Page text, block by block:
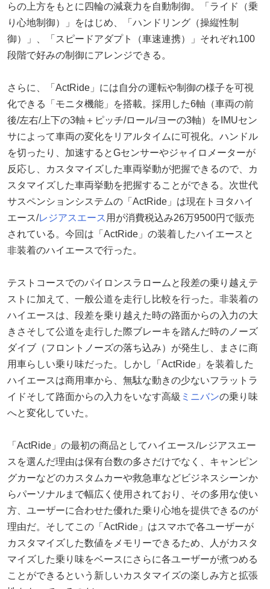
らの上方をもとに四輪の減衰力を自動制御。「ライド（乗
り心地制御）」をはじめ、「ハンドリング（操縦性制
御）」、「スピードアダプト（車速連携）」それぞれ100
段階で好みの制御にアレンジできる。
さらに、「ActRide」には自分の運転や制御の様子を可視
化できる「モニタ機能」を搭載。採用した6軸（車両の前
後/左右/上下の3軸＋ピッチ/ロール/ヨーの3軸）をIMUセン
サによって車両の変化をリアルタイムに可視化。ハンドル
を切ったり、加速するとGセンサーやジャイロメーターが
反応し、カスタマイズした車両挙動が把握できるので、カ
スタマイズした車両挙動を把握することができる。次世代
サスペンションシステムの「ActRide」は現在トヨタハイ
エース/レジアスエース 用が消費税込み26万9500円で販売
されている。今回は「ActRide」の装着したハイエースと
非装着のハイエースで行った。
テストコースでのパイロンスラロームと段差の乗り越えテ
ストに加えて、一般公道を走行し比較を行った。非装着の
ハイエースは、段差を乗り越えた時の路面からの入力の大
きさそして公道を走行した際ブレーキを踏んだ時のノーズ
ダイブ（フロントノーズの落ち込み）が発生し、まさに商
用車らしい乗り味だった。しかし「ActRide」を装着した
ハイエースは商用車から、無駄な動きの少ないフラットラ
イドそして路面からの入力をいなす高級 ミニバンの乗り味
へと変化していた。
「ActRide」の最初の商品としてハイエース/レジアスエー
スを選んだ理由は保有台数の多さだけでなく、キャンピン
グカーなどのカスタムカーや救急車などビジネスシーンか
らパーソナルまで幅広く使用されており、その多用な使い
方、ユーザーに合わせた優れた乗り心地を提供できるのが
理由だ。そしてこの「ActRide」はスマホで各ユーザーが
カスタマイズした数値をメモリーできるため、人がカスタ
マイズした乗り味をベースにさらに各ユーザーが煮つめる
ことができるという新しいカスタマイズの楽しみ方と拡張